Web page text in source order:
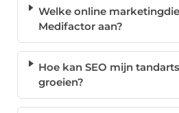
Welke online
Medifactor aan?
Hoe kan SEO mijn
groeien?